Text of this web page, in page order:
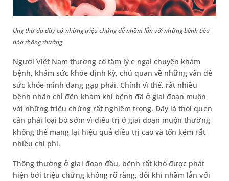
Ung thư dạ dày có những triệu chứng dễ nhầm lẫn với những bệnh tiêu
hóa thông thường
Người Việt Nam thường có tâm lý e ngại chuyện khám
bệnh, khám sức khỏe định kỳ, chủ quan về những vấn đề
sức khỏe mình đang gặp phải. Chính vì thế, rất nhiều
bệnh nhân chỉ đến khám khi bệnh đã ở giai đoạn muộn
với những triệu chứng rất nghiêm trọng. Đây là thói quen
cần phải loại bỏ sớm vì điều trị ở giai đoạn muộn thường
không thể mang lại hiệu quả điều trị cao và tốn kém rất
nhiều chi phí.
Thông thường ở giai đoạn đầu, bệnh rất khó được phát
hiện bởi triệu chứng không rõ ràng, đôi khi nhầm lẫn với